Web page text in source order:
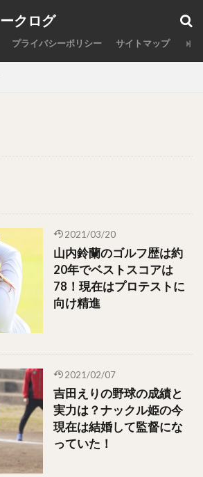
クログ
プライバシーポリシー サイトマップ
2021/03/20
山内鈴蘭のゴルフ歴は約
20年でベストスコアは
78！現在はプロテストに
向け精進
2021/02/07
吉田えりの野球の成績と
実力は？ナックル姫の今
現在は結婚して監督にな
っていた！